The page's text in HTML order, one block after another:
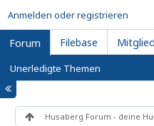
Anmelden oder registrieren
Forum Filebase
Unerledigte Themen
Husaberg Forum - deine